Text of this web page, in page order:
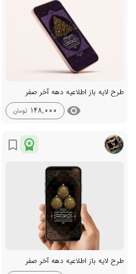
طرح لایه باز اطلاعیه دهه آخر صفر
visibility
148,000 تومان
workspace_premium
bookmark_border
طرح لایه باز اطلاعیه دهه آخر صفر